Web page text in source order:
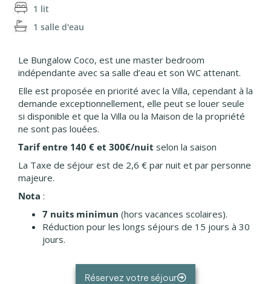
1 lit
1 salle d'eau
Le Bungalow Coco, est une master bedroom
indépendante avec sa salle d’eau et son WC attenant.
Elle est proposée en priorité avec la Villa, cependant à la
demande exceptionnellement, elle peut se louer seule
si disponible et que la Villa ou la Maison de la propriété
ne sont pas louées.
Tarif entre 140 € et 300€/nuit selon la saison
La Taxe de séjour est de 2,6 € par nuit et par personne
majeure.
Nota :
7 nuits minimun (hors vacances scolaires).
Réduction pour les longs séjours de 15 jours à 30
jours.
Réservez votre séjour